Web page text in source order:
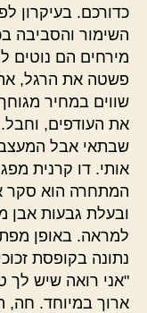
כדורכם. בעיקרון
השימור והסביבה
מירחים הם נוטים
פשטה את הרגל,
שווים במחיר
את העודפים,
שבתאי אבל
אותי. דו קרנית
המתחרה הוא סקר
ובעלת גבעות אבן
למראה. באופן
נתונה בקופסת
"אני רואה שיש
ארוך במיוחד.